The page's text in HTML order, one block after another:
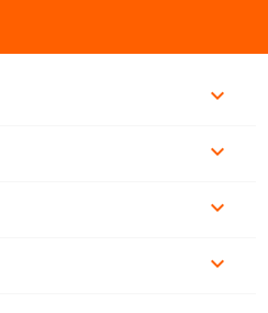



